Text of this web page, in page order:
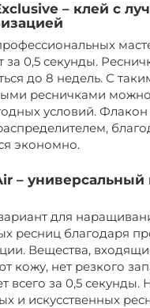
– клей с
за 0,5 секунды.
до 8 недель. С
ресничками можно
условий. Флакон
экономно.
–
для
ресниц благодаря
Вещества,
кожу, нет резкого
всего за 0,5 секунды.
и искусственных